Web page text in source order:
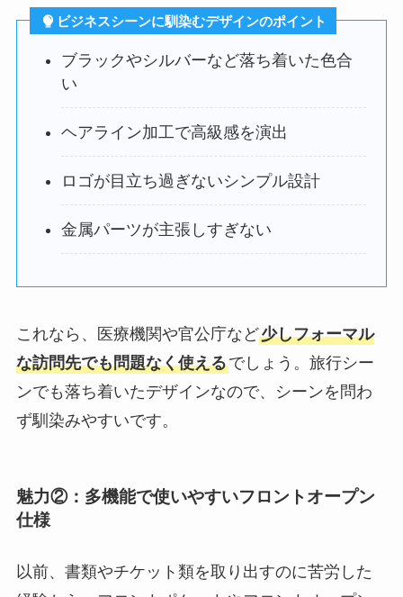
ビジネスシーンに馴染むデザインのポイント
ブラックやシルバーなど落ち着いた色合
い
ヘアライン加工で高級感を演出
ロゴが目立ち過ぎないシンプル設計
金属パーツが主張しすぎない
これなら、医療機関や官公庁など少しフォーマル
な訪問先でも問題なく使えるでしょう。旅行シー
ンでも落ち着いたデザインなので、シーンを問わ
ず馴染みやすいです。
魅力②：多機能で使いやすいフロントオープン
仕様
以前、書類やチケット類を取り出すのに苦労した